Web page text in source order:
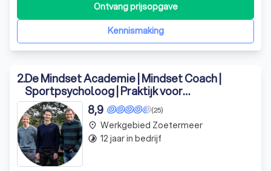
Kennismaking
Ontvang prijsopgave
2.De Mindset Academie | Mindset Coach |
Sportpsycholoog | Praktijk voor
Sportpsychologie
(25)
8,9
place Werkgebied Zoetermeer
timelapse 12 jaar in bedrijf